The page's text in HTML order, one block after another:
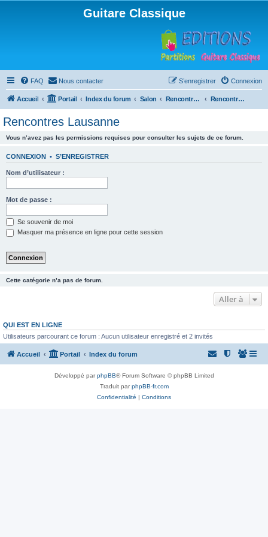
Guitare Classique
FAQ Nous contacter Connexion
S’enregistrer
Accueil Portail Index du forum Salon Rencontres musicales Rencontres Lausanne
Rencontres Lausanne
Vous n’avez pas les permissions requises pour consulter les sujets de ce forum.
CONNEXION • S’ENREGISTRER
Nom d’utilisateur :
Mot de passe :
Se souvenir de moi
Masquer ma présence en ligne pour cette session
Cette catégorie n’a pas de forum.
Aller à
QUI EST EN LIGNE
Utilisateurs parcourant ce forum : Aucun utilisateur enregistré et 2 invités
Accueil Portail Index du forum
Développé parphpBB® Forum Software © phpBB Limited
Traduit parphpBB-fr.com
Confidentialité | Conditions